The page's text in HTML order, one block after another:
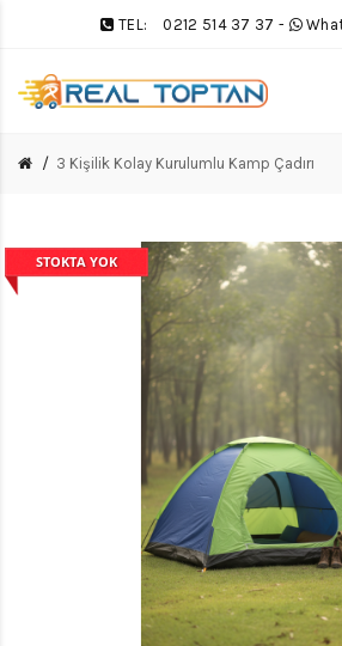
TEL: 0212 514 37 37 -
3 Kişilik Kolay Kurulumlu Kamp Çadırı
STOKTA YOK